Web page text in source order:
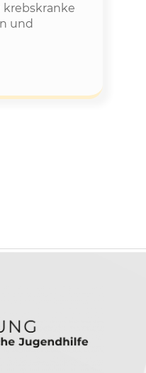
krebskranke
und